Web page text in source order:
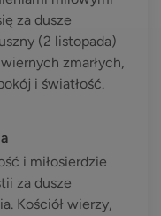
za dusze
(2 listopada)
zmarłych,
i światłość.
i miłosierdzie
za dusze
Kościół wierzy,